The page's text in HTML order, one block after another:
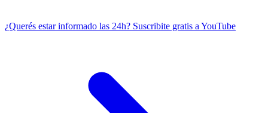
¿Querés estar informado las 24h? Suscribite gratis a YouTube